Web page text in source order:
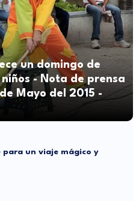
un domingo de
- Nota de prensa
Mayo del 2015 -
para un viaje mágico y